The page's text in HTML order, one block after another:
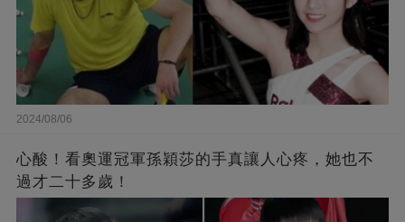
2024/08/06
心酸！看奧運冠軍孫穎莎的手真讓人心疼，她也不
過才二十多歲！